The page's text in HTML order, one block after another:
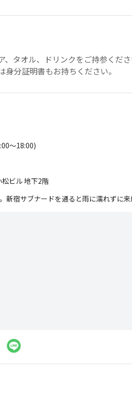
タオル、ドリンクをご持参くださ
分証明書もお持ちください。
〜18:00)
ビル 地下2階
新宿サブナードを通ると雨に濡れずに来